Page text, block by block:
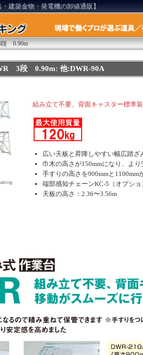
建築金物・発電機の卸値通販】
段 0.90m
3段 0.90m: 他:DWR-90A
組み立て不要、背面キャスター標準
広い天板と昇降しやすい幅広踏
巾木の高さが150mmになり、よ
手すりの高さを900mmと1100mm
端部感知チェーンKC-5（オプシ
天板の高さ：2.36〜3.56m